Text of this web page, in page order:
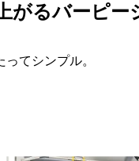
がるバーピー
てシンプル。